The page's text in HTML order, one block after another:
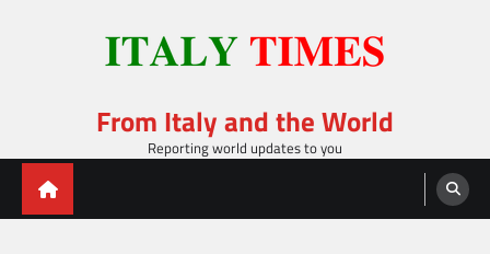
From Italy and the World
Reporting world updates to you